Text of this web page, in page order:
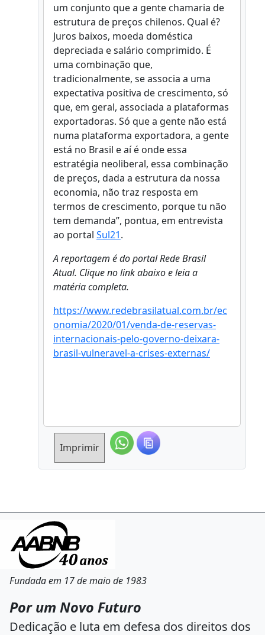
um conjunto que a gente chamaria de
estrutura de preços chilenos. Qual é?
Juros baixos, moeda doméstica
depreciada e salário comprimido. É
uma combinação que,
tradicionalmente, se associa a uma
expectativa positiva de crescimento, só
que, em geral, associada a plataformas
exportadoras. Só que a gente não está
numa plataforma exportadora, a gente
está no Brasil e aí é onde essa
estratégia neoliberal, essa combinação
de preços, dada a estrutura da nossa
economia, não traz resposta em
termos de crescimento, porque tu não
tem demanda”, pontua, em entrevista
ao portal Sul21.
A reportagem é do portal Rede Brasil
Atual. Clique no link abaixo e leia a
matéria completa.
https://www.redebrasilatual.com.br/ec
onomia/2020/01/venda-de-reservas-
internacionais-pelo-governo-deixara-
brasil-vulneravel-a-crises-externas/
Imprimir
Fundada em 17 de maio de 1983
Por um Novo Futuro
Dedicação e luta em defesa dos direitos dos